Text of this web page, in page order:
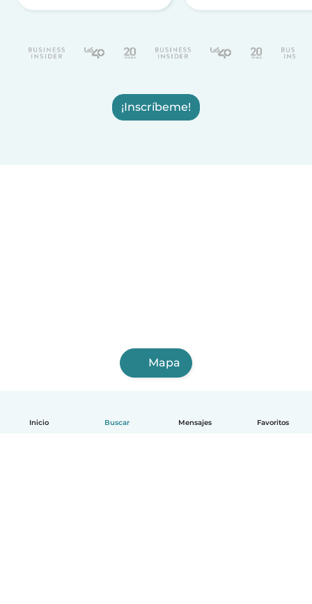
Inicio Buscar Mensajes Favoritos
¡Inscríbeme!
Mapa